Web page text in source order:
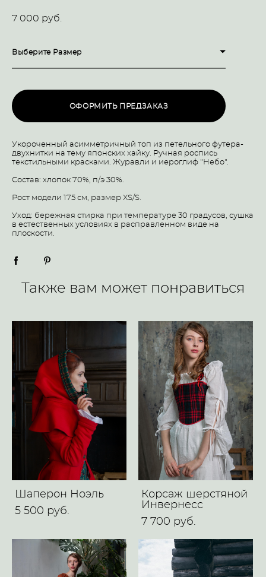
7 000 pуб.
Выберите Размер
ОФОРМИТЬ ПРЕДЗАКАЗ
Укороченный асимметричный топ из петельного футера-
двухнитки на тему японских хайку. Ручная роспись
текстильными красками. Журавли и иероглиф "Небо".
Состав: хлопок 70%, п/э 30%.
Рост модели 175 см, размер XS/S.
Уход: бережная стирка при температуре 30 градусов, сушка
в естественных условиях в расправленном виде на
плоскости.
Также вам может понравиться
Шаперон Ноэль
5 500 pуб.
Корсаж шерстяной
Инвернесс
7 700 pуб.